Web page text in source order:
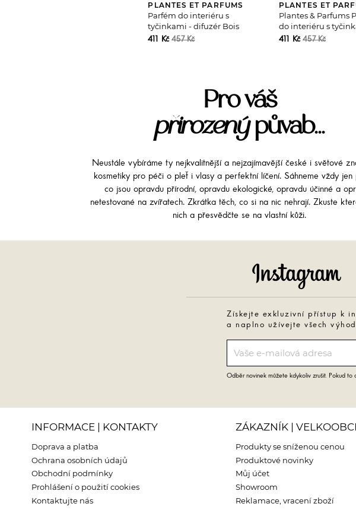
PLANTES ET PARFUMS
Parfém do interiéru s
tyčinkami - difuzér Bois
d’Orient
411 Kč457 Kč
PLANTES ET
Plantes & Parfums
do interiéru s
difuzér Mon Bel...
411 Kč457 Kč
Pro váš
přirozenýpůvab...
Neustále vybíráme ty nejkvalitnější a nejzajímavější české i světové
kosmetiky pro péči o pleť i vlasy a perfektní líčení. Sáhneme vždy jen
co jsou opravdu přírodní, opravdu ekologické, opravdu účinné a
netestované na zvířatech. Zkrátka těch, co si na nic nehrají. Zkuste
nich a přesvědčte se na vlastní kůži.
Získejte exkluzivní přístup k
a naplno užívejte všech
Odběr novinek můžete kdykoliv zrušit. Pokud to
INFORMACE | KONTAKTY
Doprava a platba
Ochrana osobních údajů
Obchodní podmínky
Prohlášení o použití cookies
Kontaktujte nás
ZÁKAZNÍK |
Produkty se sníženou cenou
Produktové novinky
Můj účet
Showroom
Reklamace, vracení zboží